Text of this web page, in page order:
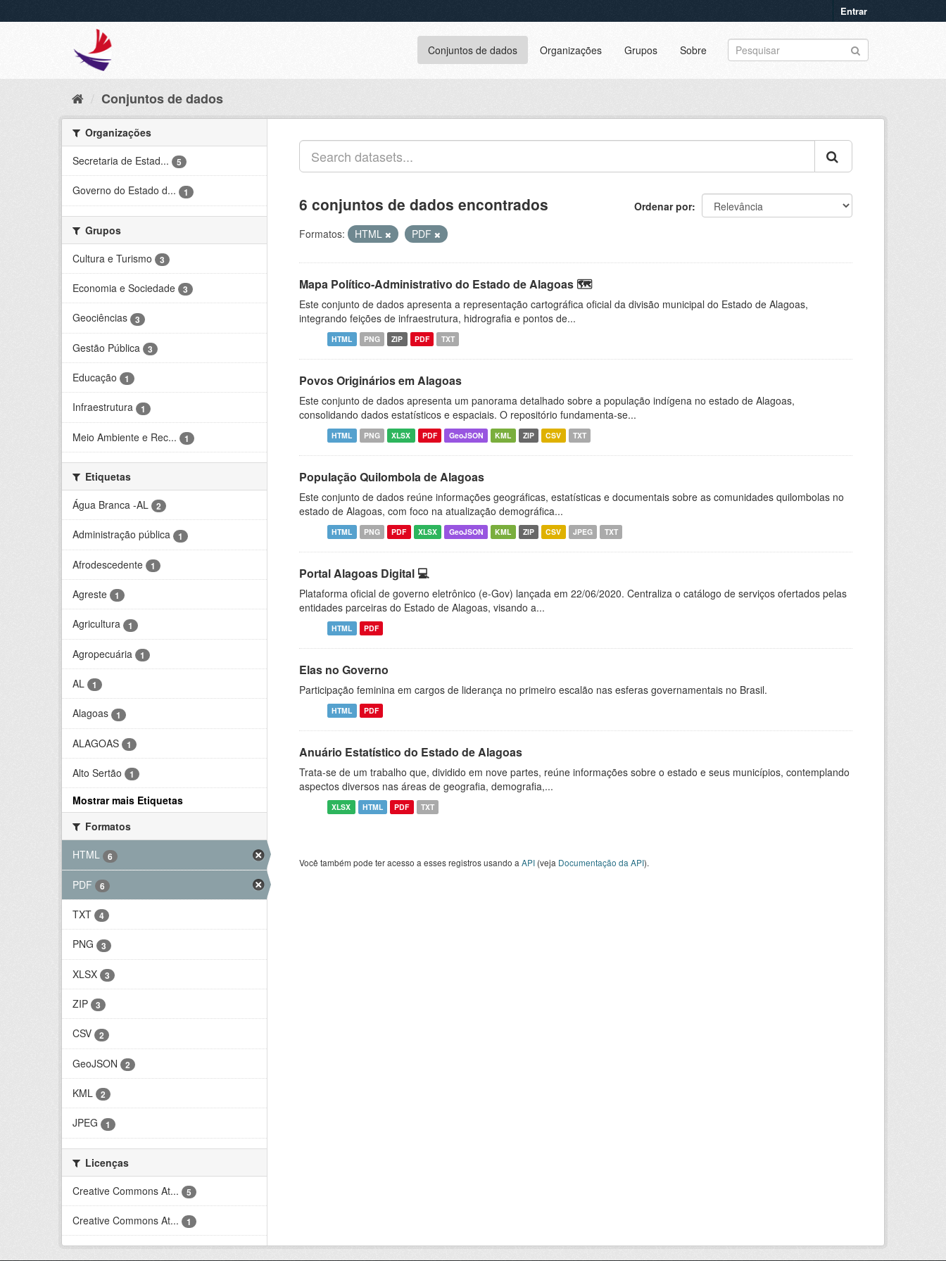
Entrar
Conjuntos de dados Organizações Grupos Sobre
Conjuntos de dados
Organizações
Secretaria de Estad...
5
Governo do Estado d... 1
Grupos
Cultura e Turismo
3
Economia e Sociedade 3
Geociências 3
Gestão Pública 3
Educação 1
Infraestrutura 1
Meio Ambiente e Rec... 1
Etiquetas
Água Branca -AL
2
Administração pública 1
Afrodescedente 1
Agreste 1
Agricultura 1
Agropecuária 1
AL 1
Alagoas 1
ALAGOAS 1
Alto Sertão 1
Mostrar mais Etiquetas
Formatos
HTML
6
PDF 6
TXT 4
PNG 3
XLSX 3
ZIP 3
CSV 2
GeoJSON 2
KML 2
JPEG 1
Licenças
Creative Commons At...
5
Creative Commons At... 1
Ordenar por
6 conjuntos de dados encontrados
Formatos: HTML PDF
Mapa Político-Administrativo do Estado de Alagoas 🗺️
Este conjunto de dados apresenta a representação cartográfica oficial da divisão municipal do Estado de Alagoas,
integrando feições de infraestrutura, hidrografia e pontos de...
HTML PNG ZIP PDF TXT
Povos Originários em Alagoas
Este conjunto de dados apresenta um panorama detalhado sobre a população indígena no estado de Alagoas,
consolidando dados estatísticos e espaciais. O repositório fundamenta-se...
HTML PNG XLSX PDF GeoJSON KML ZIP CSV TXT
População Quilombola de Alagoas
Este conjunto de dados reúne informações geográficas, estatísticas e documentais sobre as comunidades quilombolas no
estado de Alagoas, com foco na atualização demográfica...
HTML PNG PDF XLSX GeoJSON KML ZIP CSV JPEG TXT
Portal Alagoas Digital 💻
Plataforma oficial de governo eletrônico (e-Gov) lançada em 22/06/2020. Centraliza o catálogo de serviços ofertados pelas
entidades parceiras do Estado de Alagoas, visando a...
HTML PDF
Elas no Governo
Participação feminina em cargos de liderança no primeiro escalão nas esferas governamentais no Brasil.
HTML PDF
Anuário Estatístico do Estado de Alagoas
Trata-se de um trabalho que, dividido em nove partes, reúne informações sobre o estado e seus municípios, contemplando
aspectos diversos nas áreas de geografia, demografia,...
XLSX HTML PDF TXT
Você também pode ter acesso a esses registros usando a API (veja Documentação da API).